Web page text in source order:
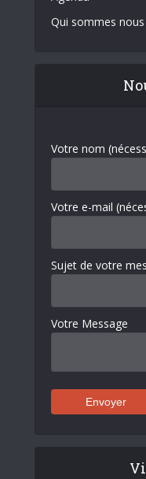
Qui sommes nous
Votre nom
Votre e-mail
Sujet de votre
Votre Message